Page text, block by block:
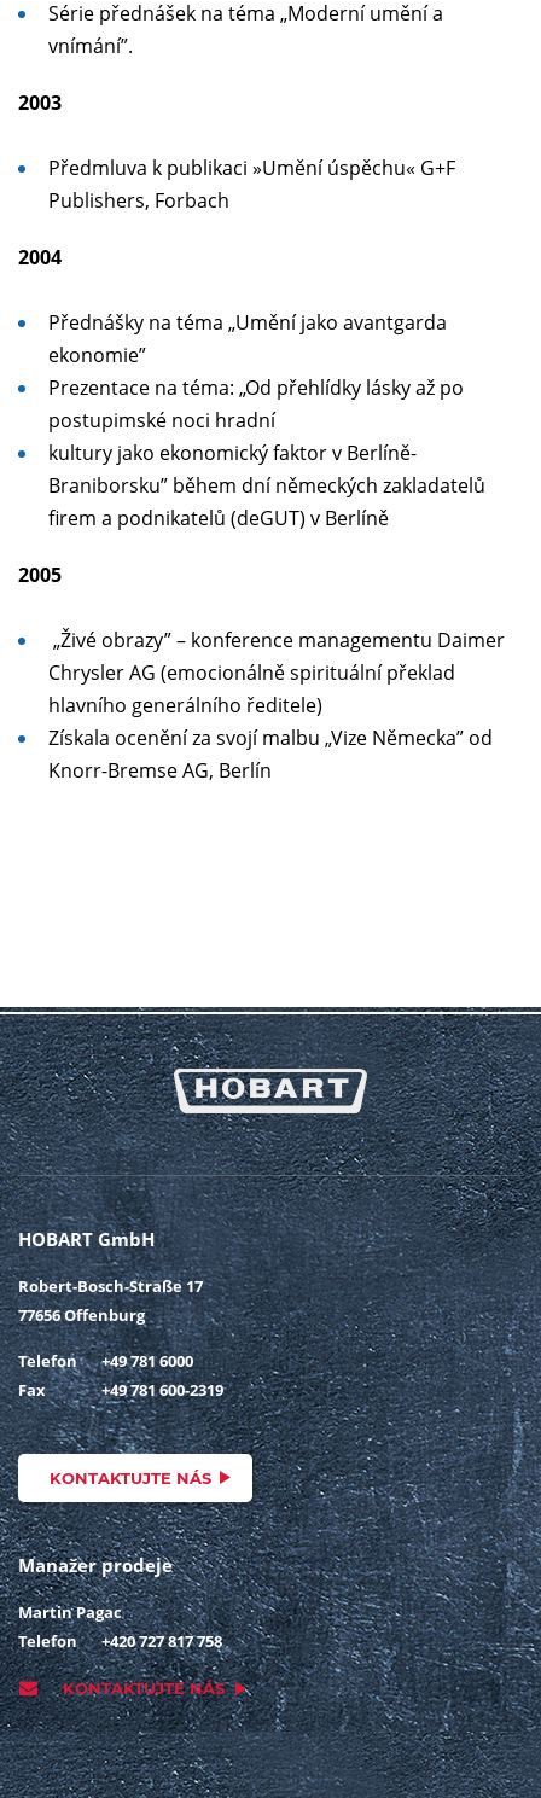
Série přednášek na téma „Moderní umění a
vnímání”.
2003
Předmluva k publikaci »Umění úspěchu« G+F
Publishers, Forbach
2004
Přednášky na téma „Umění jako avantgarda
ekonomie”
Prezentace na téma: „Od přehlídky lásky až po
postupimské noci hradní
kultury jako ekonomický faktor v Berlíně-
Braniborsku” během dní německých zakladatelů
firem a podnikatelů (deGUT) v Berlíně
2005
„Živé obrazy” – konference managementu Daimer
Chrysler AG (emocionálně spirituální překlad
hlavního generálního ředitele)
Získala ocenění za svojí malbu „Vize Německa” od
Knorr-Bremse AG, Berlín
HOBART GmbH
Robert-Bosch-Straße 17
77656 Offenburg
Telefon
+49 781 6000
Fax
+49 781 600-2319
KONTAKTUJTE NÁS
Manažer prodeje
Martin Pagac
Telefon
+420 727 817 758
KONTAKTUJTE NÁS